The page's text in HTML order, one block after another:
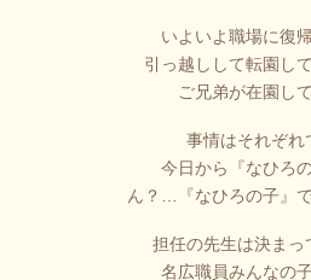
いよいよ職場に復
引っ越しして転園し
ご兄弟が在園し
事情はそれぞれ
今日から『なひろ
ん？…『なひろの子』
担任の先生は決まっ
名広職員みんなの